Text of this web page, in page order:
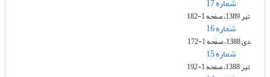
تیر 1389، صفحه 1-182
شماره 16
دی 1388، صفحه 1-172
شماره 15
تیر 1388، صفحه 1-192